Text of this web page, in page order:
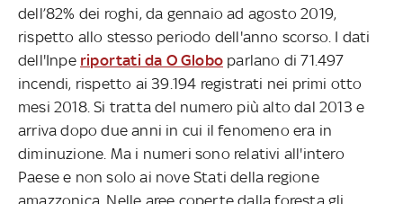
dell’82% dei roghi, da gennaio ad agosto 2019,
rispetto allo stesso periodo dell'anno scorso. I dati
dell'Inpe riportati da O Globo parlano di 71.497
incendi, rispetto ai 39.194 registrati nei primi otto
mesi 2018. Si tratta del numero più alto dal 2013 e
arriva dopo due anni in cui il fenomeno era in
diminuzione. Ma i numeri sono relativi all'intero
Paese e non solo ai nove Stati della regione
amazzonica. Nelle aree coperte dalla foresta gli